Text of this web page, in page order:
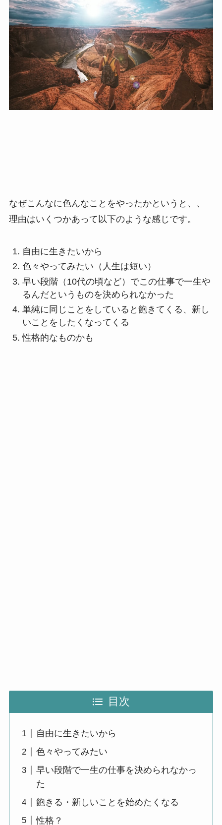
なぜこんなに色んなことをやったかというと、、
理由はいくつかあって以下のような感じです。
自由に生きたいから
色々やってみたい（人生は短い）
早い段階（10代の頃など）でこの仕事で一生や
るんだというものを決められなかった
単純に同じことをしていると飽きてくる、新し
いことをしたくなってくる
性格的なものかも
目次
自由に生きたいから
色々やってみたい
早い段階で一生の仕事を決められなかっ
た
飽きる・新しいことを始めたくなる
性格？